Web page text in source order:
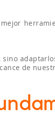
sino
de